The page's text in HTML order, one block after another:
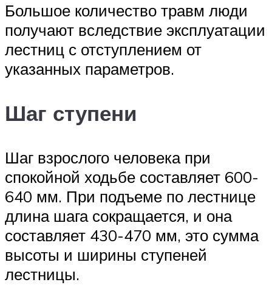
Большое количество травм люди
получают вследствие эксплуатации
лестниц с отступлением от
указанных параметров.
Шаг ступени
Шаг взрослого человека при
спокойной ходьбе составляет 600-
640 мм. При подъеме по лестнице
длина шага сокращается, и она
составляет 430-470 мм, это сумма
высоты и ширины ступеней
лестницы.